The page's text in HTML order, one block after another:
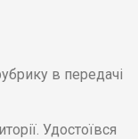
в передачі
Удостоївся